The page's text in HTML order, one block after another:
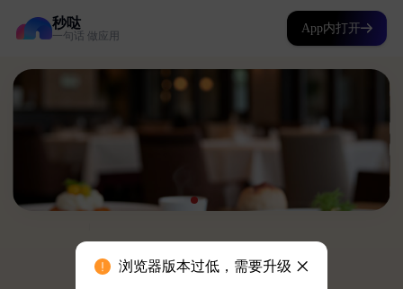
秒哒
一句话 做应用
App内打开
浏览器版本过低，需要升级